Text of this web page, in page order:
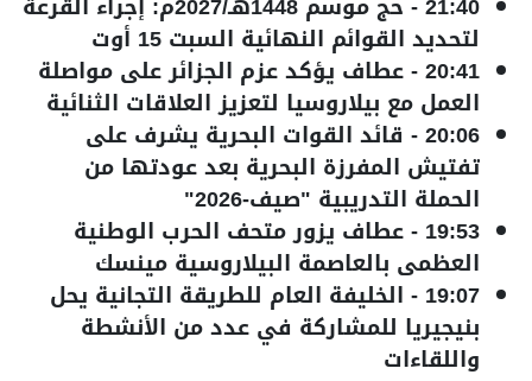
لتحديد القوائم النهائية السبت 15 أوت
20:41
-عطاف يؤكد عزم الجزائر على مواصلة
العمل مع بيلاروسيا لتعزيز العلاقات الثنائية
20:06
- قائد القوات البحرية يشرف على
تفتيش المفرزة البحرية بعد عودتها من
الحملة التدريبية "صيف-2026"
19:53
-عطاف يزور متحف الحرب الوطنية
العظمى بالعاصمة البيلاروسية مينسك
19:07
- الخليفة العام للطريقة التجانية يحل
بنيجيريا للمشاركة في عدد من الأنشطة
واللقاءات